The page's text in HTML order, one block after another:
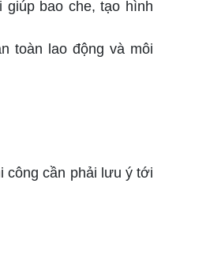
bao che, tạo hình
toàn lao động và môi
công cần phải lưu ý tới